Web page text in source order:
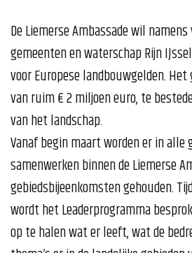
De Liemerse Ambassade wil
gemeenten en waterschap Rijn
voor Europese landbouwgelden.
van ruim € 2 miljoen euro, te
van het landschap.
Vanaf begin maart worden er in alle
samenwerken binnen de Liemerse
gebiedsbijeenkomsten gehouden.
wordt het Leaderprogramma
op te halen wat er leeft, wat de